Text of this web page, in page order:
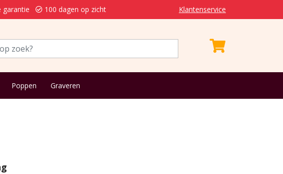
garantie 100 dagen op zicht Klantenservice
Poppen Graveren